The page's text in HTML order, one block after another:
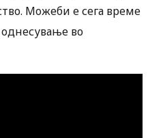
Можеби е сега време
во